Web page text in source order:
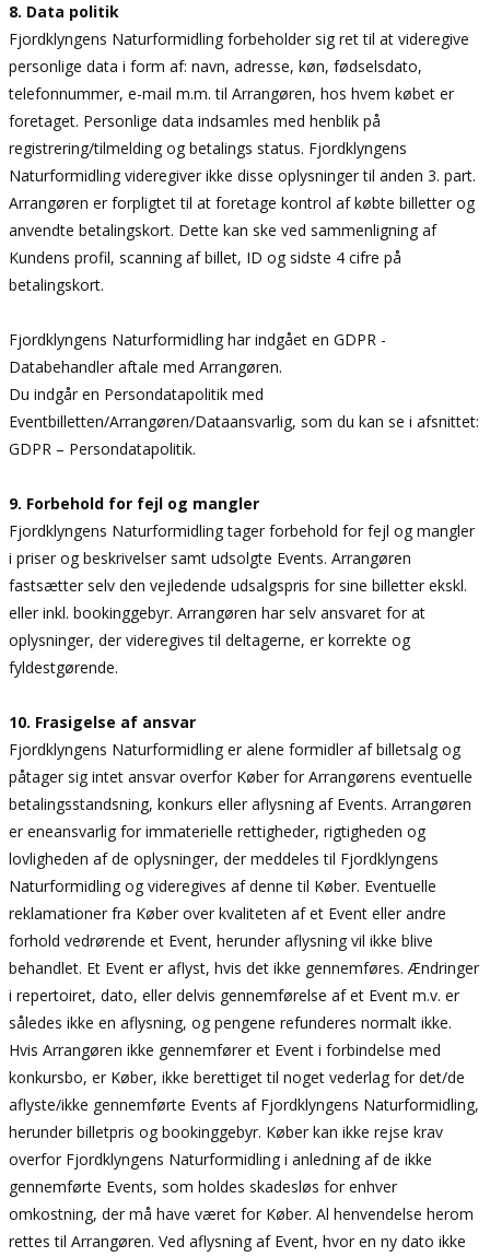
8. Data politik
Fjordklyngens Naturformidling forbeholder sig ret til at videregive
personlige data i form af: navn, adresse, køn, fødselsdato,
telefonnummer, e-mail m.m. til Arrangøren, hos hvem købet er
foretaget. Personlige data indsamles med henblik på
registrering/tilmelding og betalings status. Fjordklyngens
Naturformidling videregiver ikke disse oplysninger til anden 3. part.
Arrangøren er forpligtet til at foretage kontrol af købte billetter og
anvendte betalingskort. Dette kan ske ved sammenligning af
Kundens profil, scanning af billet, ID og sidste 4 cifre på
betalingskort.
Fjordklyngens Naturformidling har indgået en GDPR -
Databehandler aftale med Arrangøren.
Du indgår en Persondatapolitik med
Eventbilletten/Arrangøren/Dataansvarlig, som du kan se i afsnittet:
GDPR – Persondatapolitik.
9. Forbehold for fejl og mangler
Fjordklyngens Naturformidling tager forbehold for fejl og mangler
i priser og beskrivelser samt udsolgte Events. Arrangøren
fastsætter selv den vejledende udsalgspris for sine billetter ekskl.
eller inkl. bookinggebyr. Arrangøren har selv ansvaret for at
oplysninger, der videregives til deltagerne, er korrekte og
fyldestgørende.
10. Frasigelse af ansvar
Fjordklyngens Naturformidling er alene formidler af billetsalg og
påtager sig intet ansvar overfor Køber for Arrangørens eventuelle
betalingsstandsning, konkurs eller aflysning af Events. Arrangøren
er eneansvarlig for immaterielle rettigheder, rigtigheden og
lovligheden af de oplysninger, der meddeles til Fjordklyngens
Naturformidling og videregives af denne til Køber. Eventuelle
reklamationer fra Køber over kvaliteten af et Event eller andre
forhold vedrørende et Event, herunder aflysning vil ikke blive
behandlet. Et Event er aflyst, hvis det ikke gennemføres. Ændringer
i repertoiret, dato, eller delvis gennemførelse af et Event m.v. er
således ikke en aflysning, og pengene refunderes normalt ikke.
Hvis Arrangøren ikke gennemfører et Event i forbindelse med
konkursbo, er Køber, ikke berettiget til noget vederlag for det/de
aflyste/ikke gennemførte Events af Fjordklyngens Naturformidling,
herunder billetpris og bookinggebyr. Køber kan ikke rejse krav
overfor Fjordklyngens Naturformidling i anledning af de ikke
gennemførte Events, som holdes skadesløs for enhver
omkostning, der må have været for Køber. Al henvendelse herom
rettes til Arrangøren. Ved aflysning af Event, hvor en ny dato ikke